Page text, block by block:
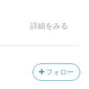
詳細をみる
フォロー